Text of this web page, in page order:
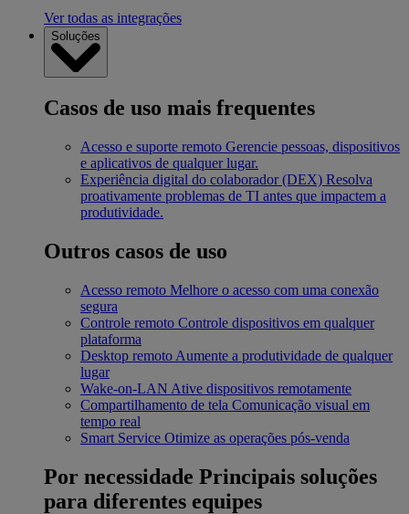
Ver todas as integrações
Soluções
Casos de uso mais frequentes
Acesso e suporte remoto Gerencie pessoas, dispositivos
e aplicativos de qualquer lugar.
Experiência digital do colaborador (DEX) Resolva
proativamente problemas de TI antes que impactem a
produtividade.
Outros casos de uso
Acesso remoto Melhore o acesso com uma conexão
segura
Controle remoto Controle dispositivos em qualquer
plataforma
Desktop remoto Aumente a produtividade de qualquer
lugar
Wake-on-LAN Ative dispositivos remotamente
Compartilhamento de tela Comunicação visual em
tempo real
Smart Service Otimize as operações pós-venda
Por necessidade Principais soluções
para diferentes equipes